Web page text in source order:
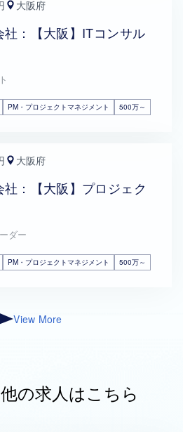
大阪府
社：【大阪】ITコンサル
PM・プロジェクトマネジメント 500万～
大阪府
：【大阪】プロジェク
ダー
PM・プロジェクトマネジメント 500万～
View More
の求人はこちら